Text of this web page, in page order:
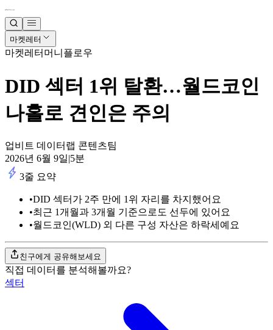
마켓레터
마켓레터 머니플로우
DID 섹터 1위 탈환…월드코인
나홀로 견인은 주의
업비트 데이터랩 콘텐츠팀
2026년 6월 9일|5분
3줄 요약
•DID 섹터가 2주 만에 1위 자리를 차지했어요
•최근 1개월과 3개월 기준으로도 선두에 있어요
•월드코인(WLD) 외 다른 구성 자산은 하락세예요
친구에게 공유해보세요
직접 데이터를 분석해볼까요?
섹터